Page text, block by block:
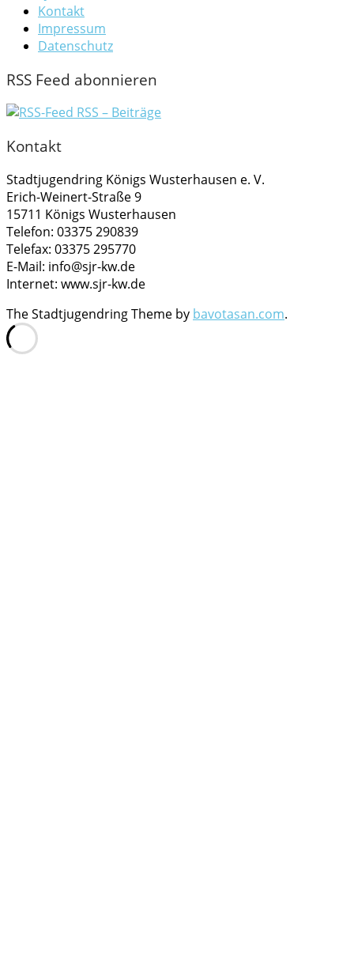
Kontakt
Impressum
Datenschutz
RSS Feed abonnieren
RSS – Beiträge
Kontakt
Stadtjugendring Königs Wusterhausen e. V.
Erich-Weinert-Straße 9
15711 Königs Wusterhausen
Telefon: 03375 290839
Telefax: 03375 295770
E-Mail: info@sjr-kw.de
Internet: www.sjr-kw.de
The Stadtjugendring Theme by bavotasan.com.